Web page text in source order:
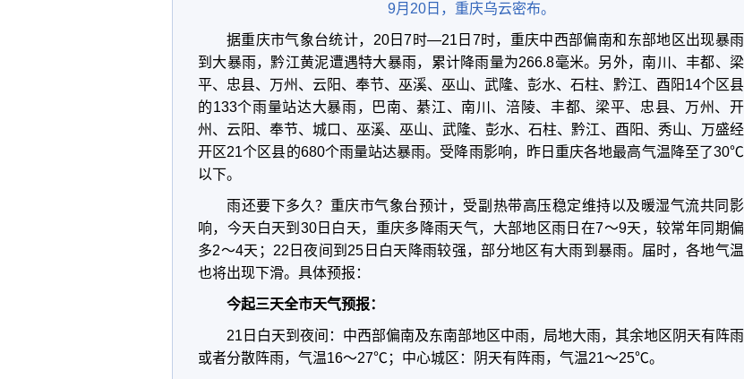
9月20日，重庆乌云密布。
据重庆市气象台统计，20日7时—21日7时，重庆中西部偏南和东部地区出现暴雨
到大暴雨，黔江黄泥遭遇特大暴雨，累计降雨量为266.8毫米。另外，南川、丰都、梁
平、忠县、万州、云阳、奉节、巫溪、巫山、武隆、彭水、石柱、黔江、酉阳14个区县
的133个雨量站达大暴雨，巴南、綦江、南川、涪陵、丰都、梁平、忠县、万州、开
州、云阳、奉节、城口、巫溪、巫山、武隆、彭水、石柱、黔江、酉阳、秀山、万盛经
开区21个区县的680个雨量站达暴雨。受降雨影响，昨日重庆各地最高气温降至了30℃
以下。
雨还要下多久？重庆市气象台预计，受副热带高压稳定维持以及暖湿气流共同影
响，今天白天到30日白天，重庆多降雨天气，大部地区雨日在7～9天，较常年同期偏
多2～4天；22日夜间到25日白天降雨较强，部分地区有大雨到暴雨。届时，各地气温
也将出现下滑。具体预报：
今起三天全市天气预报：
21日白天到夜间：中西部偏南及东南部地区中雨，局地大雨，其余地区阴天有阵雨
或者分散阵雨，气温16～27℃；中心城区：阴天有阵雨，气温21～25℃。